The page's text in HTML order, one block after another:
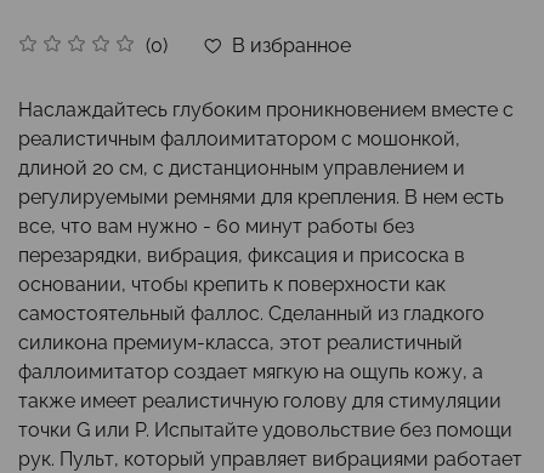
(0) В избранное
Наслаждайтесь глубоким проникновением вместе с
реалистичным фаллоимитатором с мошонкой,
длиной 20 см, с дистанционным управлением и
регулируемыми ремнями для крепления. В нем есть
все, что вам нужно - 60 минут работы без
перезарядки, вибрация, фиксация и присоска в
основании, чтобы крепить к поверхности как
самостоятельный фаллос. Сделанный из гладкого
силикона премиум-класса, этот реалистичный
фаллоимитатор создает мягкую на ощупь кожу, а
также имеет реалистичную голову для стимуляции
точки G или P. Испытайте удовольствие без помощи
рук. Пульт, который управляет вибрациями работает